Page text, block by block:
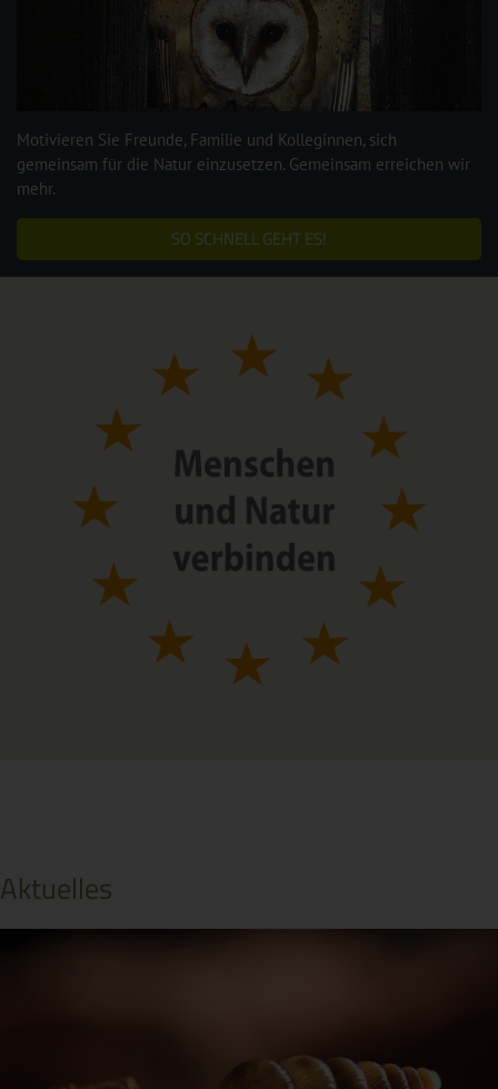
Motivieren Sie Freunde, Familie und Kolleginnen, sich
gemeinsam für die Natur einzusetzen. Gemeinsam erreichen wir
mehr.
SO SCHNELL GEHT ES!
Aktuelles